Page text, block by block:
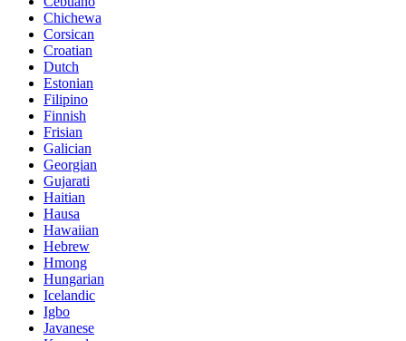
Chichewa
Corsican
Croatian
Dutch
Estonian
Filipino
Finnish
Frisian
Galician
Georgian
Gujarati
Haitian
Hausa
Hawaiian
Hebrew
Hmong
Hungarian
Icelandic
Igbo
Javanese